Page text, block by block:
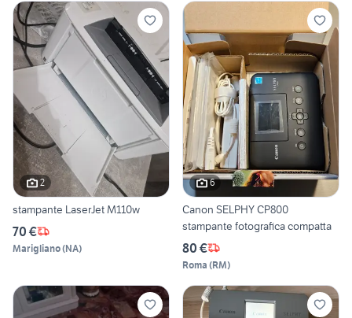
2
stampante LaserJet M110w
70 €
Marigliano(NA)
6
Canon SELPHY CP800
stampante fotografica compatta
80 €
Roma (RM)